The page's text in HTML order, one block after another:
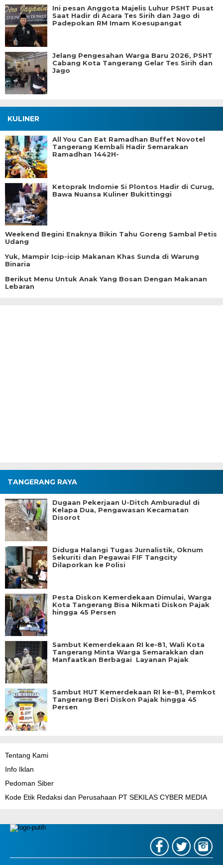
Ini pesan Anggota Majelis Luhur PSHT Pusat
Saat Hadir di Acara Tes Sirih dan Jago di
Padepokan RM Imam Koesupangat
Jelang Pengesahan Warga Baru 2026, PSHT
Cabang Kota Tangerang Gelar Tes Sirih dan
Jago
KULINER
All You Can Eat Ramadhan Buffet Novotel
Tangerang Kembali Hadir Semarakan
Ramadhan 1442H-
Ketoprak Indomie Si Plontos Hadir di Curug,
Bawa Nuansa Kuliner Bukittinggi
Weekend Begini Enaknya Bikin Tahu Goreng Sambal Petis
Udang
Yuk, Mampir Icip-icip Makanan Khas Sunda di Warung
Binaria
Berikut Menu Untuk Anak Yang Bosan Dengan Makanan
Lebaran
TANGERANG RAYA
Dugaan Pekerjaan U-Ditch Amburadul di
Kelapa Dua, Pengawasan Kecamatan
Disorot
Diduga Halangi Tugas Jurnalistik, Oknum
Sekuriti dan Pegawai FIF Tangcity
Dilaporkan ke Polisi
Pesta Diskon Kemerdekaan Dimulai, Warga
Kota Tangerang Bisa Nikmati Diskon Pajak
hingga 45 Persen
Sambut Kemerdekaan RI ke-81, Wali Kota
Tangerang Minta Warga Semarakkan dan
Manfaatkan Berbagai Layanan Pajak
Sambut HUT Kemerdekaan RI ke-81, Pemkot
Tangerang Beri Diskon Pajak hingga 45
Persen
Tentang Kami
Info Iklan
Pedoman Siber
Kode Etik Redaksi dan Perusahaan PT SEKILAS CYBER MEDIA